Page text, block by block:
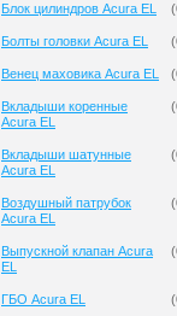
Блок цилиндров Acura EL (
Болты головки Acura EL (
Венец маховика Acura EL (
Вкладыши коренные
Acura EL
(
Вкладыши шатунные
Acura EL
(
Воздушный патрубок
Acura EL
(
Выпускной клапан Acura
EL
(
ГБО Acura EL (